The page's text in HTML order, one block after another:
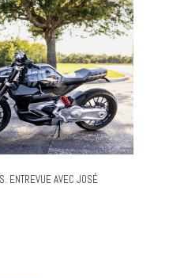
ENTREVUE AVEC JOSÉ